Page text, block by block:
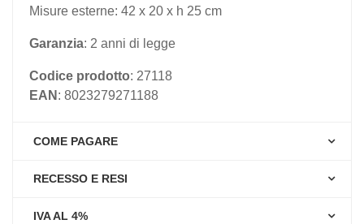
Misure esterne: 42 x 20 x h 25 cm
Garanzia: 2 anni di legge
Codice prodotto: 27118
EAN : 8023279271188
COME PAGARE
RECESSO E RESI
IVA AL 4%